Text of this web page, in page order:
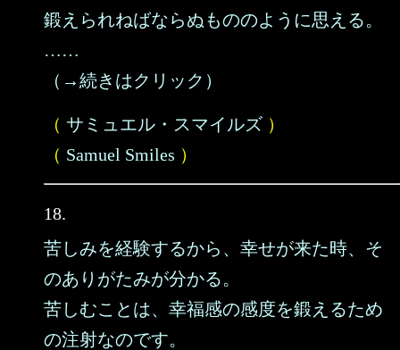
鍛えられねばならぬもののように思える。
……
（→続きはクリック）
（ サミュエル・スマイルズ ）
（ Samuel Smiles ）
18.
苦しみを経験するから、幸せが来た時、そ
のありがたみが分かる。
苦しむことは、幸福感の感度を鍛えるため
の注射なのです。